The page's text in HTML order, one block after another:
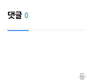
댓글 0
등